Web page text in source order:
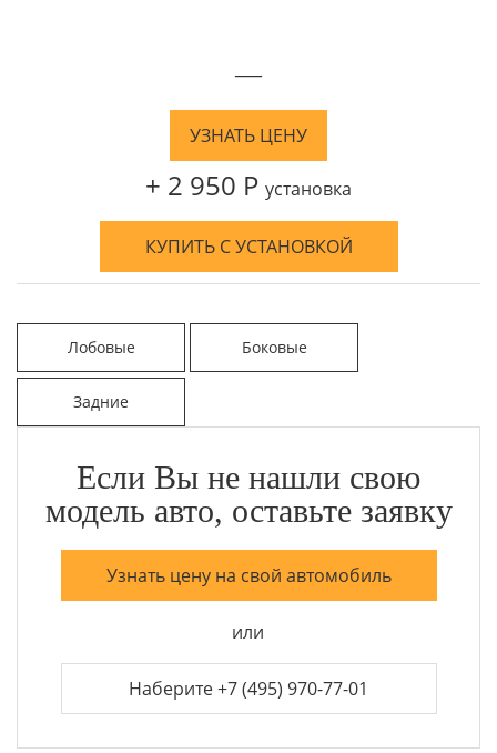
—
УЗНАТЬ ЦЕНУ
+ 2 950 Р установка
КУПИТЬ С УСТАНОВКОЙ
Лобовые Боковые
Задние
Если Вы не нашли свою
модель авто, оставьте заявку
Узнать цену на свой автомобиль
или
Наберите +7 (495) 970-77-01